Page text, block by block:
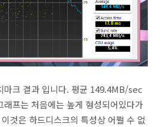
크 결과 입니다. 평균 149.4MB/sec
래프는 처음에는 높게 형성되어있다가
것은 하드디스크의 특성상 어쩔 수 없